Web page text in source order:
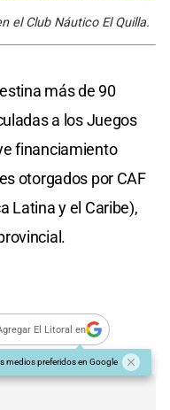
el Club Náutico El Quilla.
más de 90
a los Juegos
financiamiento
otorgados por CAF
Latina y el Caribe),
El Litoral en
medios preferidos en Google